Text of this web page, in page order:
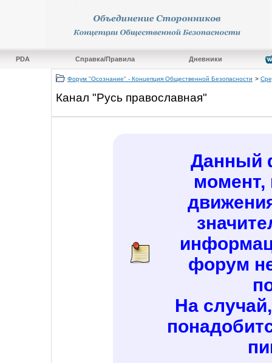
PDA Справка/Правила Дневники
Форум "Осознание" - Концепция Общественной Безопасности >
Канал "Русь православная"
Данный
момент,
форум
На